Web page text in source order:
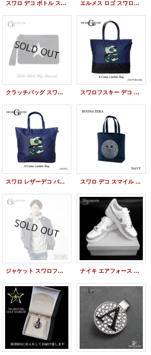
スワロ デコ ボトル スワロフスキー スカル エルメス ロゴ スワロフスキー クラッチバッグ レザー
クラッチバッグ スワロフスキー レザーデコ バック スワロフスキー デコ バッグ 数字 レザーデコ
スワロ レザーデコ バッグ 数字 トートバック スワロ デコ スマイル バッグ スワロフスキーデコ
ジャケット スワロフスキー MA-1 スワロ デザイン ナイキ エアフォース スワロ デコ スニーカー